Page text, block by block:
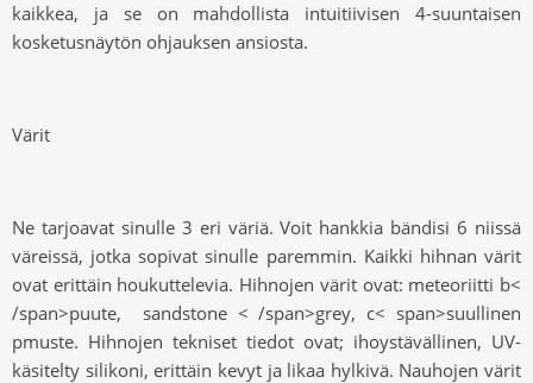
kaikkea, ja se on mahdollista intuitiivisen 4-suuntaisen
kosketusnäytön ohjauksen ansiosta.
Värit
Ne tarjoavat sinulle 3 eri väriä. Voit hankkia bändisi 6 niissä
väreissä, jotka sopivat sinulle paremmin. Kaikki hihnan värit
ovat erittäin houkuttelevia. Hihnojen värit ovat: meteoriitti b<
/span>puute, sandstone < /span>grey, c< span>suullinen
pmuste. Hihnojen tekniset tiedot ovat; ihoystävällinen, UV-
käsitelty silikoni, erittäin kevyt ja likaa hylkivä. Nauhojen värit